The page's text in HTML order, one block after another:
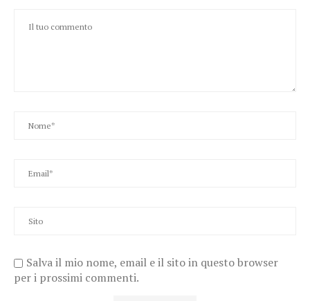
Salva il mio nome, email e il sito in questo browser
per i prossimi commenti.